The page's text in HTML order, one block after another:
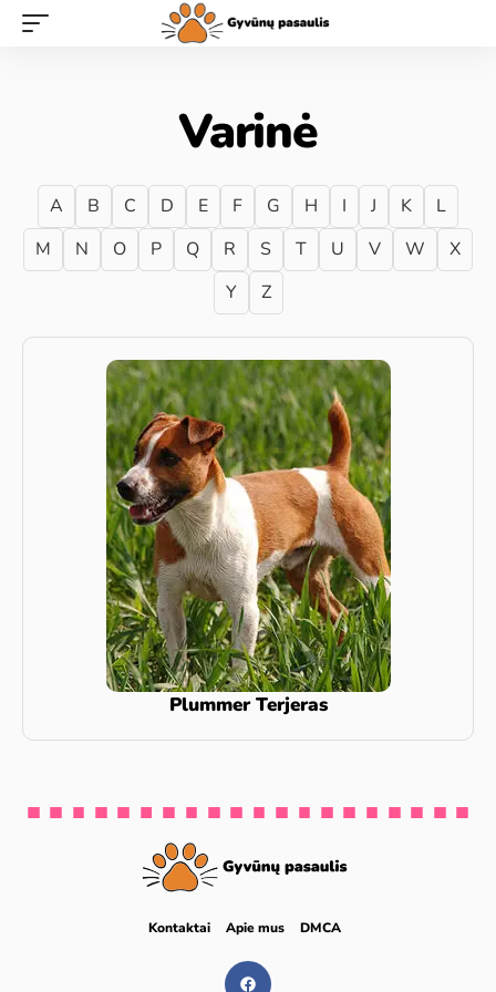
Varinė
A B C D E F G H I J K
L
M
N O P Q R S T U V W
X
Y
Z
Plummer Terjeras
Kontaktai Apie mus DMCA